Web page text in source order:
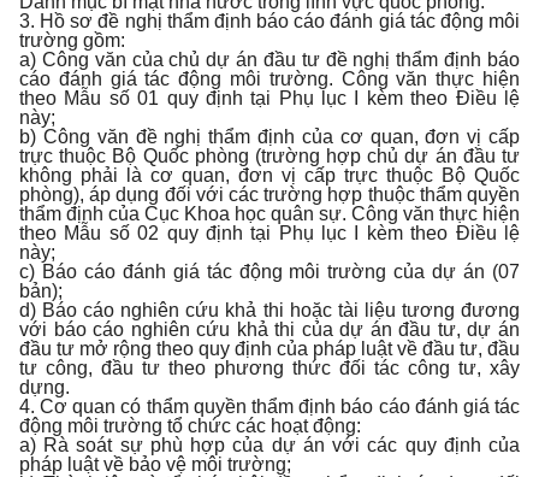
3. Hồ sơ đề nghị thẩm định báo cáo đánh giá tác động môi
trường gồm:
a) Công văn của chủ dự án đầu tư đề nghị thẩm định báo
cáo đánh giá tác động môi trường. Công văn thực hiện
theo Mẫu số 01 quy định tại Phụ lục I kèm theo Điều lệ
này;
b) Công văn đề nghị thẩm định của cơ quan, đơn vị cấp
trực thuộc Bộ Quốc phòng (trường hợp chủ dự án đầu tư
không phải là cơ quan, đơn vị cấp trực thuộc Bộ Quốc
phòng), áp dụng đối với các trường hợp thuộc thẩm quyền
thẩm định của Cục Khoa học quân sự. Công văn thực hiện
theo Mẫu số 02 quy định tại Phụ lục I kèm theo Điều lệ
này;
c) Báo cáo đánh giá tác động môi trường của dự án (07
bản);
d) Báo cáo nghiên cứu khả thi hoặc tài liệu tương đương
với báo cáo nghiên cứu khả thi của dự án đầu tư, dự án
đầu tư mở rộng theo quy định của pháp luật về đầu tư, đầu
tư công, đầu tư theo phương thức đối tác công tư, xây
dựng.
4. Cơ quan có thẩm quyền thẩm định báo cáo đánh giá tác
động môi trường tổ chức các hoạt động:
a) Rà soát sự phù hợp của dự án với các quy định của
pháp luật về bảo vệ môi trường;